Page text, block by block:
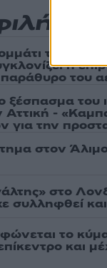
του
η
του
ξέσπασμα του
-
την
στον
στο
συλληφθεί
το κύμα
και